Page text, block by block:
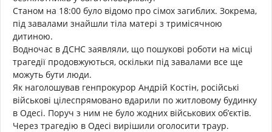
Станом на 18:00 було відомо про сімох загиблих. Зокрема,
під завалами знайшли тіла матері з тримісячною
дитиною.
Водночас в ДСНС заявляли, що пошукові роботи на місці
трагедії продовжуються, оскільки під завалами все ще
можуть бути люди.
Як наголошував генпрокурор Андрій Костін, російські
військові цілеспрямовано вдарили по житловому будинку
в Одесі. Поруч з ним не було жодних військових об’єктів.
Через трагедію в Одесі вирішили оголосити траур.